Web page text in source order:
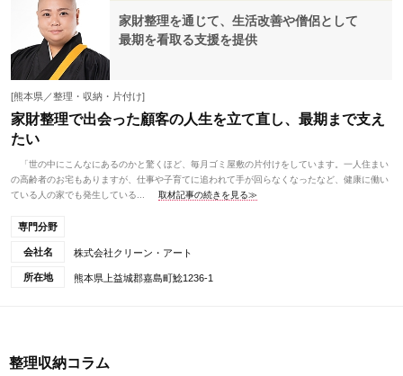
家財整理を通じて、生活改善や僧侶として
最期を看取る支援を提供
[熊本県／整理・収納・片付け]
家財整理で出会った顧客の人生を立て直し、最期まで支え
たい
「世の中にこんなにあるのかと驚くほど、毎月ゴミ屋敷の片付けをしています。一人住まい
の高齢者のお宅もありますが、仕事や子育てに追われて手が回らなくなったなど、健康に働い
ている人の家でも発生している...
取材記事の続きを見る≫
専門分野
会社名 株式会社クリーン・アート
所在地 熊本県上益城郡嘉島町鯰1236-1
整理収納コラム